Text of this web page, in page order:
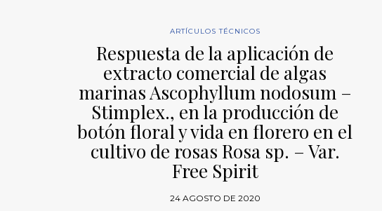
ARTÍCULOS TÉCNICOS
Respuesta de la aplicación de
extracto comercial de algas
marinas Ascophyllum nodosum –
Stimplex., en la producción de
botón floral y vida en florero en el
cultivo de rosas Rosa sp. – Var.
Free Spirit
24 AGOSTO DE 2020